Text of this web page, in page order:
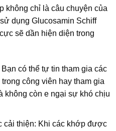
không chỉ là câu chuyện của
dụng Glucosamin Schiff
sẽ dần hiện diện trong
có thể tự tin tham gia các
công viên hay tham gia
không còn e ngại sự khó chịu
thiện: Khi các khớp được